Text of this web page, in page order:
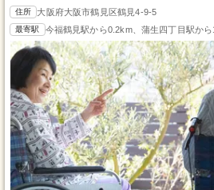
住所 大阪府大阪市鶴見区鶴見4-9-5
最寄駅 今福鶴見駅から0.2km、蒲生四丁目駅か